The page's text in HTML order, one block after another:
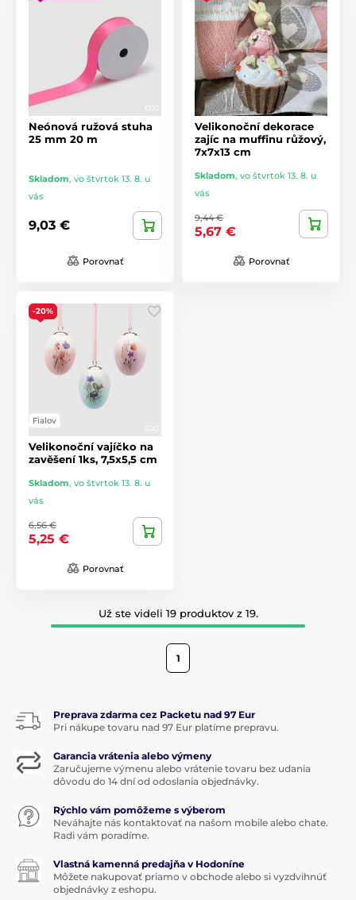
Neónová ružová stuha
25 mm 20 m
Skladom, vo štvrtok 13. 8. u
vás
9,03 €
Porovnať
Velikonoční dekorace
zajíc na muffinu růžový,
7x7x13 cm
Skladom, vo štvrtok 13. 8. u
vás
9,44 €
5,67 €
Porovnať
-20%
Fialov
Velikonoční vajíčko na
zavěšení 1ks, 7,5x5,5 cm
Skladom, vo štvrtok 13. 8. u
vás
6,56 €
5,25 €
Porovnať
Už ste videli 19 produktov z 19.
1
Preprava zdarma cez Packetu nad 97 Eur
Pri nákupe tovaru nad 97 Eur platíme prepravu.
Garancia vrátenia alebo výmeny
Zaručujeme výmenu alebo vrátenie tovaru bez udania
dôvodu do 14 dní od odoslania objednávky.
Rýchlo vám pomôžeme s výberom
Neváhajte nás kontaktovať na našom mobile alebo chate.
Radi vám poradíme.
Vlastná kamenná predajňa v Hodoníne
Môžete nakupovať priamo v obchode alebo si vyzdvihnúť
objednávky z eshopu.